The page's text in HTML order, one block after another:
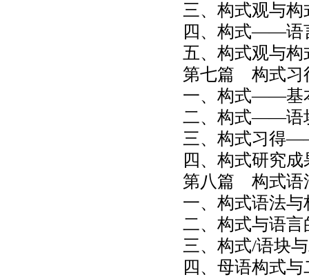
三、构式观与构
四、构式——语
五、构式观与构
第七篇 构式习
一、构式——基
二、构式——语
三、构式习得
四、构式研究
第八篇 构式语
一、构式语法与
二、构式与语言
三、构式/语块
四、母语构式